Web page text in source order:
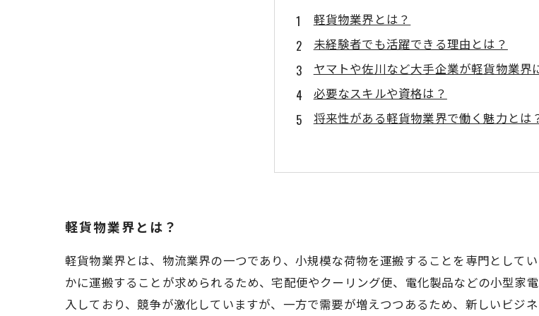
軽貨物業界とは？
未経験者でも活躍できる理由とは？
ヤマトや佐川など大手企業が軽貨物業界
必要なスキルや資格は？
将来性がある軽貨物業界で働く魅力とは
軽貨物業界とは？
軽貨物業界とは、物流業界の一つであり、小規模な荷物を運搬することを専門として
かに運搬することが求められるため、宅配便やクーリング便、電化製品などの小型家
入しており、競争が激化していますが、一方で需要が増えつつあるため、新しいビジ